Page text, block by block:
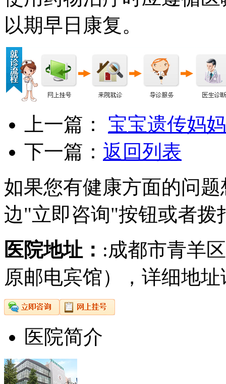
以期早日康复。
上一篇： 宝宝遗传妈
下一篇： 返回列表
如果您有健康方面的问
边"立即咨询"按钮或者拨
医院地址： :成都市青羊
原邮电宾馆），详细地
医院简介